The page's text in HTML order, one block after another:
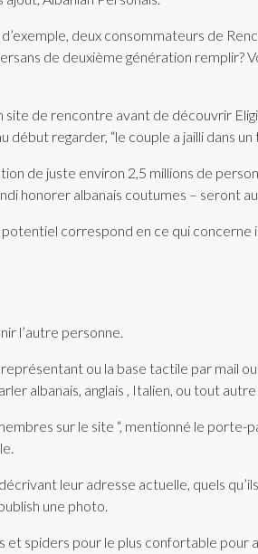
deux consommateurs de
de deuxième génération remplir?
de rencontre avant de découvrir
regarder, “le couple a jailli dans un
de juste environ 2,5 millions de
honorer albanais coutumes – seront
correspond en ce qui
l’autre personne.
ou la base tactile par mail
albanais, anglais , Italien, ou tout
sur le site “, mentionné le porte-
leur adresse actuelle, quels
une photo.
spiders pour le plus confortable pour